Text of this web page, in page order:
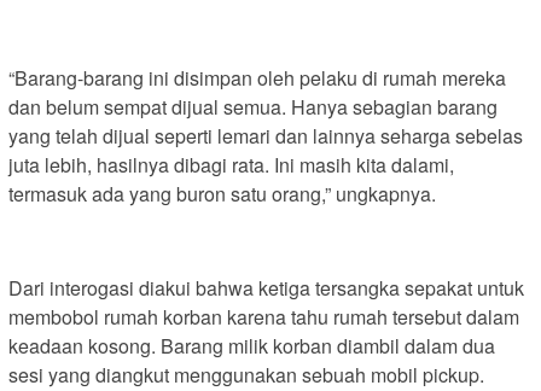
“Barang-barang ini disimpan oleh pelaku di rumah mereka
dan belum sempat dijual semua. Hanya sebagian barang
yang telah dijual seperti lemari dan lainnya seharga sebelas
juta lebih, hasilnya dibagi rata. Ini masih kita dalami,
termasuk ada yang buron satu orang,” ungkapnya.
Dari interogasi diakui bahwa ketiga tersangka sepakat untuk
membobol rumah korban karena tahu rumah tersebut dalam
keadaan kosong. Barang milik korban diambil dalam dua
sesi yang diangkut menggunakan sebuah mobil pickup.